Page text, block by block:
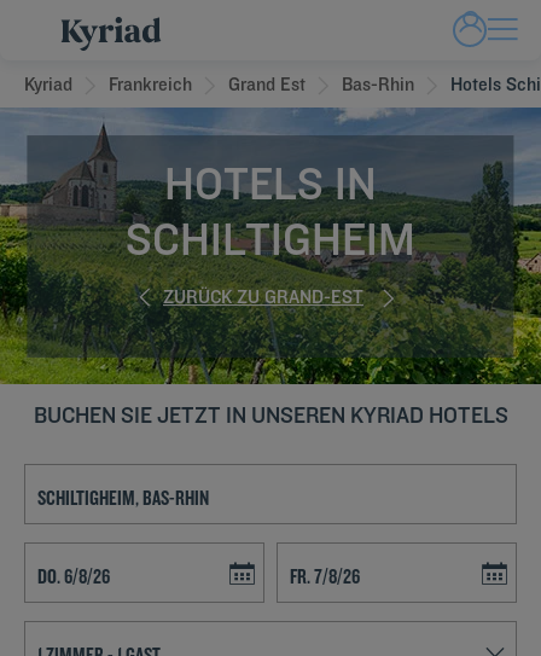
Kyriad Frankreich Grand Est Bas-Rhin Hotels
HOTELS IN
SCHILTIGHEIM
ZURÜCK ZU GRAND-EST
BUCHEN SIE JETZT IN UNSEREN KYRIAD HOTELS